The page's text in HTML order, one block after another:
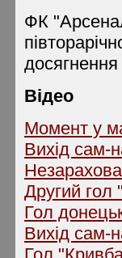
ФК
Відео
Момент у
Вихід сам-
Другий гол
Гол
Вихід сам-